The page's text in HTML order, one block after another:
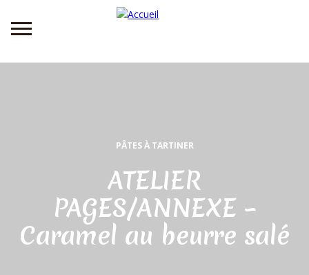
contenu
PÂTES À TARTINER
ATELIER
PAGES/ANNEXE –
Caramel au beurre salé